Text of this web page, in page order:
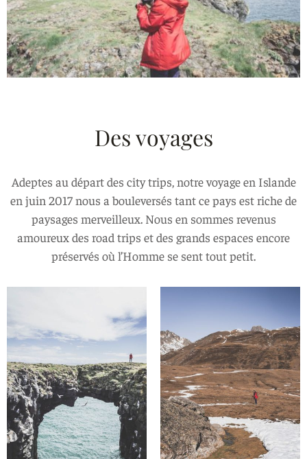
Des voyages
Adeptes au départ des city trips, notre voyage en Islande
en juin 2017 nous a bouleversés tant ce pays est riche de
paysages merveilleux. Nous en sommes revenus
amoureux des road trips et des grands espaces encore
préservés où l’Homme se sent tout petit.